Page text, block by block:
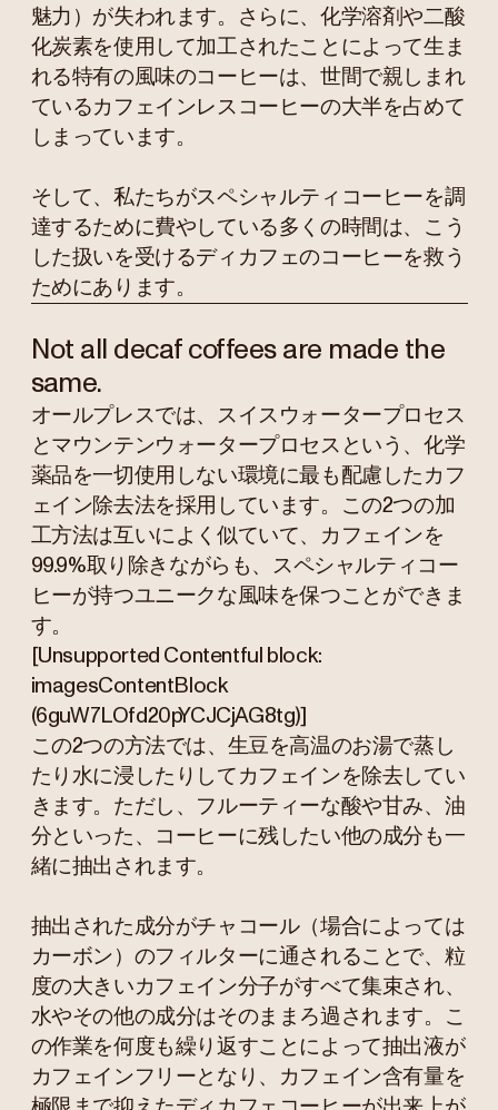
魅力）が失われます。さらに、化学溶剤や二酸
化炭素を使用して加工されたことによって生ま
れる特有の風味のコーヒーは、世間で親しまれ
ているカフェインレスコーヒーの大半を占めて
しまっています。
そして、私たちがスペシャルティコーヒーを調
達するために費やしている多くの時間は、こう
した扱いを受けるディカフェのコーヒーを救う
ためにあります。
Not all decaf coffees are made the
same.
オールプレスでは、スイスウォータープロセス
とマウンテンウォータープロセスという、化学
薬品を一切使用しない環境に最も配慮したカフ
ェイン除去法を採用しています。この2つの加
工方法は互いによく似ていて、カフェインを
99.9%取り除きながらも、スペシャルティコー
ヒーが持つユニークな風味を保つことができま
す。
[Unsupported Contentful block:
imagesContentBlock
(6guW7LOfd20pYCJCjAG8tg)]
この2つの方法では、生豆を高温のお湯で蒸し
たり水に浸したりしてカフェインを除去してい
きます。ただし、フルーティーな酸や甘み、油
分といった、コーヒーに残したい他の成分も一
緒に抽出されます。
抽出された成分がチャコール（場合によっては
カーボン）のフィルターに通されることで、粒
度の大きいカフェイン分子がすべて集束され、
水やその他の成分はそのままろ過されます。こ
の作業を何度も繰り返すことによって抽出液が
カフェインフリーとなり、カフェイン含有量を